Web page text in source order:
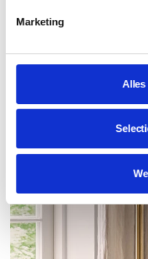
Marketing
Alles
ambacht en emotie. De
hebben een duidelijke